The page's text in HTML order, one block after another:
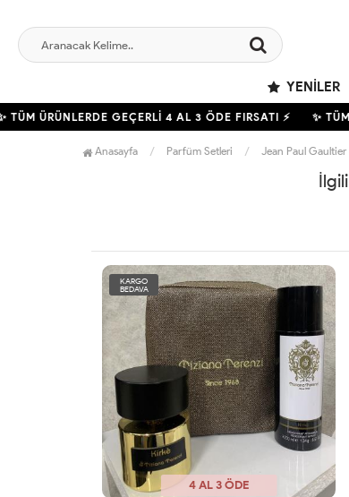
YENILER
TÜM ÜRÜNLERDE GEÇERLİ4AL 3 ÖDE FIRSATI ⚡ ✨
Anasayfa Parfüm Setleri Jean Paul
KARGO
BEDAVA
4 AL 3 ÖDE